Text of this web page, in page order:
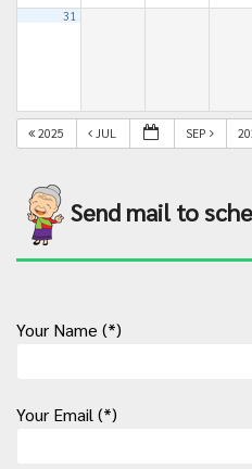
31
2025 JUL SEP
Send mail to
Your Name (*)
Your Email (*)